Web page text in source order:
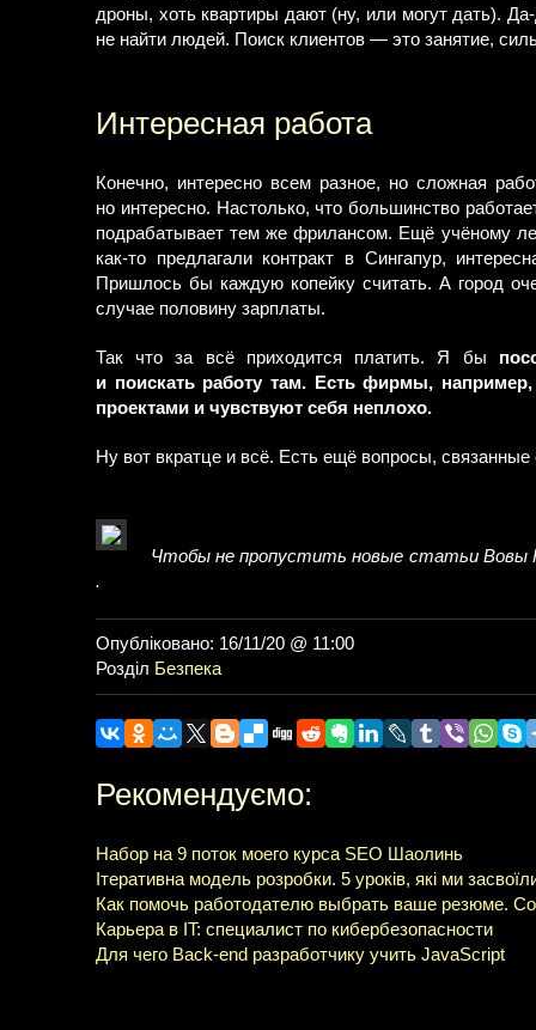
дроны, хоть квартиры дают (ну, или могут дать).
не найти людей. Поиск клиентов — это занятие,
Интересная работа
Конечно, интересно всем разное, но сложная
но интересно. Настолько, что большинство
подрабатывает тем же фрилансом. Ещё учёному
как-то предлагали контракт в Сингапур,
Пришлось бы каждую копейку считать. А город
случае половину зарплаты.
Так что за всё приходится платить. Я бы
и поискать работу там. Есть фирмы,
проектами и чувствуют себя неплохо.
Ну вот вкратце и всё. Есть ещё вопросы,
Чтобы не пропустить новые статьи Вовы
.
Опубліковано: 16/11/20 @ 11:00
Розділ Безпека
Рекомендуємо:
Набор на 9 поток моего курса SEO Шаолинь
Ітеративна модель розробки. 5 уроків, які ми
Как помочь работодателю выбрать ваше резюме.
Карьера в IT: специалист по кибербезопасности
Для чего Back-end разработчику учить JavaScript